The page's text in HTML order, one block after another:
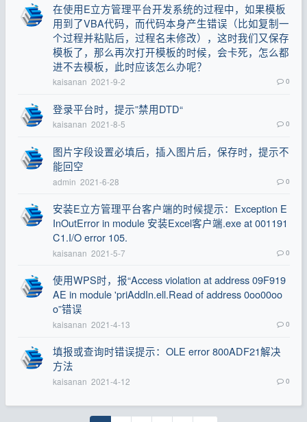
在使用E立方管理平台开发系统的过程中，如果模板
用到了VBA代码，而代码本身产生错误（比如复制一
个过程并粘贴后，过程名未修改），这时我们又保存
模板了，那么再次打开模板的时候，会卡死，怎么都
进不去模板，此时应该怎么办呢？
kaisanan 2021-9-2 0
登录平台时，提示”禁用DTD“
kaisanan 2021-8-5 0
图片字段设置必填后，插入图片后，保存时，提示不
能回空
admin 2021-6-28 0
安装E立方管理平台客户端的时候提示：Exception E
InOutError in module 安装Excel客户端.exe at 001191
C1.I/O error 105.
kaisanan 2021-5-7 0
使用WPS时，报“Access violation at address 09F919
AE in module 'priAddIn.ell.Read of address 0oo00oo
o”错误
kaisanan 2021-4-13 0
填报或查询时错误提示：OLE error 800ADF21解决
方法
kaisanan 2021-4-12 0